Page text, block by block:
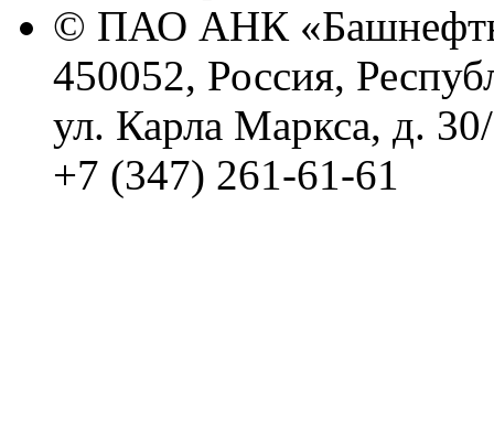
© ПАО АНК
450052, Россия,
ул. Карла Маркса, д.
+7 (347) 261-61-61